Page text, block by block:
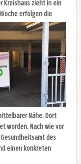
Kreishaus zieht in ein
erfolgen die
Nähe. Dort
worden. Nach wie vor
des
einen konkreten